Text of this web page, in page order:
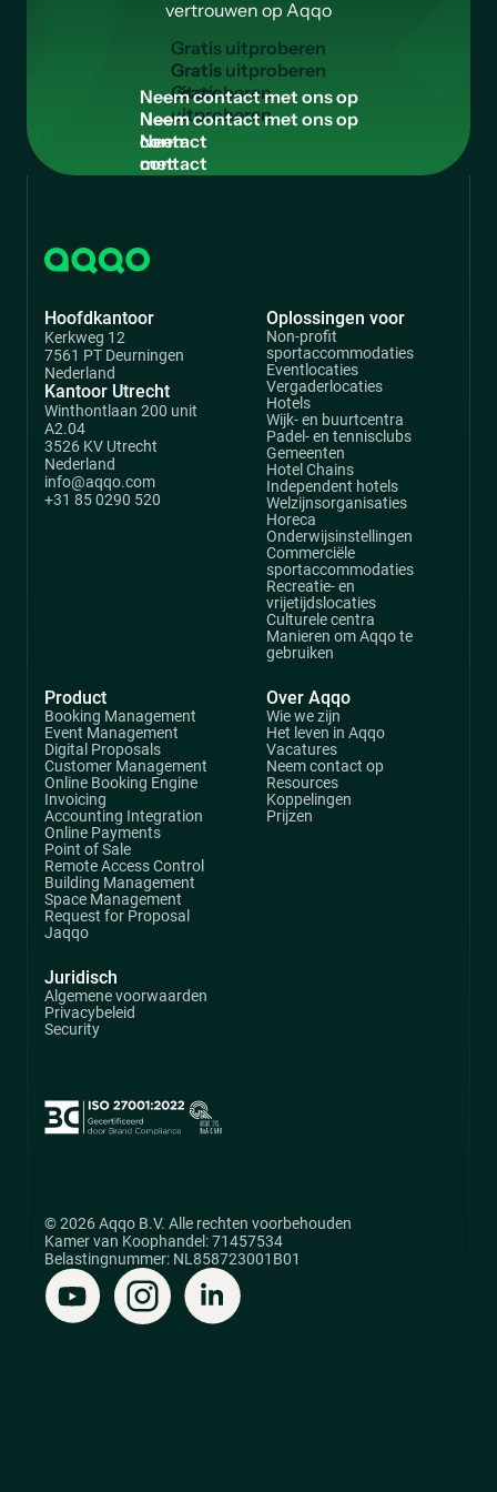
vertrouwen op Aqqo
Gratisuitproberen
Gratis
uitproberen
Neemcontactmetonsop
Neem
contact
met
Hoofdkantoor
Kerkweg 12
7561 PT Deurningen
Nederland
Kantoor Utrecht
Winthontlaan 200 unit
A2.04
3526 KV Utrecht
Nederland
info@aqqo.com
+31 85 0290 520
Product
Booking Management
Event Management
Digital Proposals
Customer Management
Online Booking Engine
Invoicing
Accounting Integration
Online Payments
Point of Sale
Remote Access Control
Building Management
Space Management
Request for Proposal
Jaqqo
Oplossingen voor
Non-profit
sportaccommodaties
Eventlocaties
Vergaderlocaties
Hotels
Wijk- en buurtcentra
Padel- en tennisclubs
Gemeenten
Hotel Chains
Independent hotels
Welzijnsorganisaties
Horeca
Onderwijsinstellingen
Commerciële
sportaccommodaties
Recreatie- en
vrijetijdslocaties
Culturele centra
Manieren om Aqqo te
gebruiken
Over Aqqo
Wie we zijn
Het leven in Aqqo
Vacatures
Neem contact op
Resources
Koppelingen
Prijzen
Juridisch
Algemene voorwaarden
Privacybeleid
Security
© 2026 Aqqo B.V. Alle rechten voorbehouden
Kamer van Koophandel: 71457534
Belastingnummer: NL858723001B01